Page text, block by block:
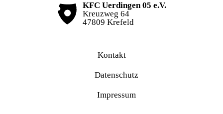
KFC Uerdingen 05 e.V.
Kreuzweg 64
47809 Krefeld
Kontakt
Datenschutz
Impressum